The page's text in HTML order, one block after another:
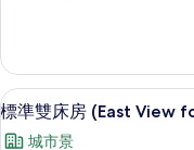
people)
的
所
雙
床
房
顯
示
3
標準雙床房 (East View
城市景